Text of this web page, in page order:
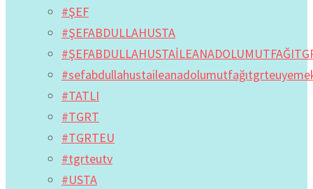
#ŞEF
#ŞEFABDULLAHUSTA
#TATLI
#TGRT
#TGRTEU
#tgrteutv
#USTA